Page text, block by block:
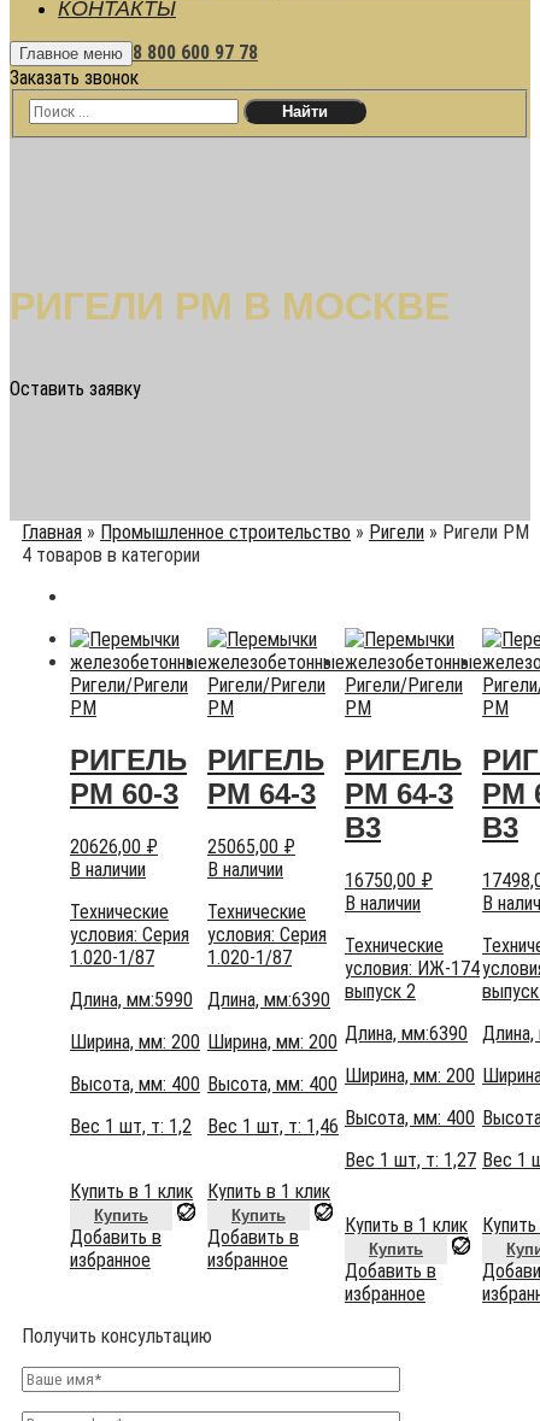
КОНТАКТЫ
Главное меню 8 800 600 97 78
Заказать звонок
РИГЕЛИ РМ В МОСКВЕ
Оставить заявку
Главная » Промышленное строительство » Ригели » Ригели РМ
4 товаров в категории
Ригели/Ригели
РМ
РИГЕЛЬ
РМ 60-3
20626,00 ₽
В наличии
Технические
условия: Серия
1.020-1/87
Длина, мм:5990
Ширина, мм: 200
Высота, мм: 400
Вес 1 шт, т: 1,2
Купить в 1 клик
Купить
Добавить в
избранное
Ригели/Ригели
РМ
РИГЕЛЬ
РМ 64-3
25065,00 ₽
В наличии
Технические
условия: Серия
1.020-1/87
Длина, мм:6390
Ширина, мм: 200
Высота, мм: 400
Вес 1 шт, т: 1,46
Купить в 1 клик
Купить
Добавить в
избранное
Ригели/Ригели
РМ
РИГЕЛЬ
РМ 64-3
В3
16750,00 ₽
В наличии
Технические
условия: ИЖ-174
выпуск 2
Длина, мм:6390
Ширина, мм: 200
Высота, мм: 400
Вес 1 шт, т: 1,27
Купить в 1 клик
Купить
Добавить в
избранное
Ригели
РМ
РМ
В3
В
Вес 1
Получить консультацию